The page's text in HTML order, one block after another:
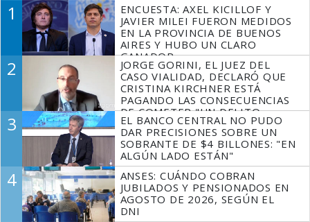
1
ENCUESTA: AXEL KICILLOF Y
JAVIER MILEI FUERON MEDIDOS
EN LA PROVINCIA DE BUENOS
AIRES Y HUBO UN CLARO
GANADOR
2
JORGE GORINI, EL JUEZ DEL
CASO VIALIDAD, DECLARÓ QUE
CRISTINA KIRCHNER ESTÁ
PAGANDO LAS CONSECUENCIAS
DE COMETER "UN DELITO
COMPROBADO"
3
EL BANCO CENTRAL NO PUDO
DAR PRECISIONES SOBRE UN
SOBRANTE DE $4 BILLONES: "EN
ALGÚN LADO ESTÁN"
4
ANSES: CUÁNDO COBRAN
JUBILADOS Y PENSIONADOS EN
AGOSTO DE 2026, SEGÚN EL
DNI